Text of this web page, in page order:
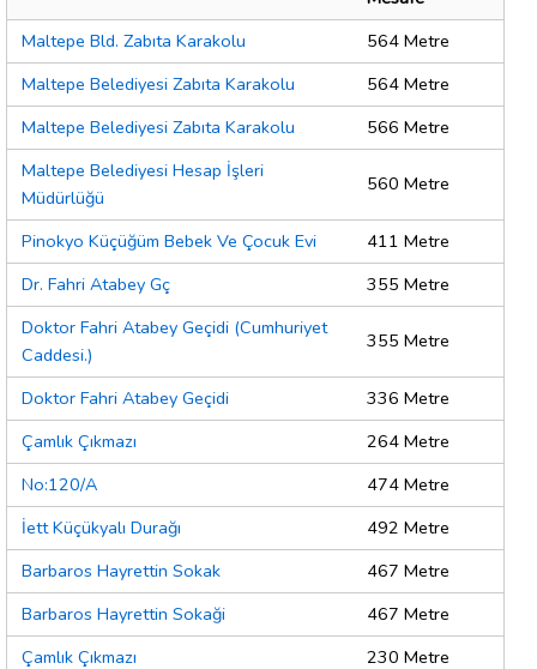
Maltepe Bld. Zabıta Karakolu
564 Metre
Maltepe Belediyesi Zabıta Karakolu
564 Metre
Maltepe Belediyesi Zabıta Karakolu
566 Metre
Maltepe Belediyesi Hesap İşleri
Müdürlüğü
560 Metre
Pinokyo Küçüğüm Bebek Ve Çocuk Evi
411 Metre
Dr. Fahri Atabey Gç
355 Metre
Doktor Fahri Atabey Geçidi (Cumhuriyet
Caddesi.)
355 Metre
Doktor Fahri Atabey Geçidi
336 Metre
Çamlık Çıkmazı
264 Metre
No:120/A
474 Metre
İett Küçükyalı Durağı
492 Metre
Barbaros Hayrettin Sokak
467 Metre
Barbaros Hayrettin Sokaği
467 Metre
Çamlık Çıkmazı
230 Metre